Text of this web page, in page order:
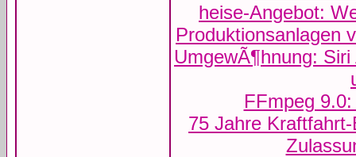
heise-Angebot:
Produktionsanlagen
UmgewÃ¶hnung:
FFmpeg
75 Jahre